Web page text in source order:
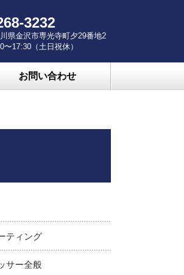
3232
県金沢市専光寺町夕29番地2
17:30（土日祝休）
お問い合わせ
ティング
サー全般